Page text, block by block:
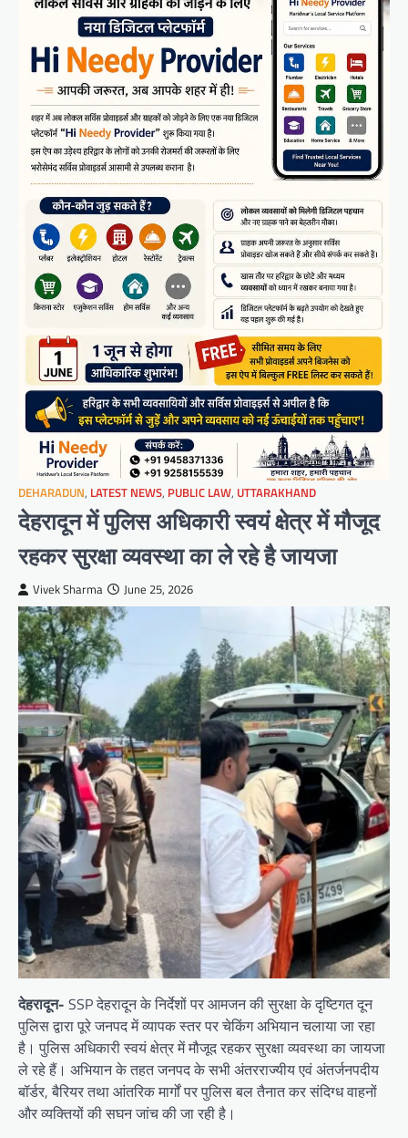
DEHARADUN, LATEST NEWS, PUBLIC LAW, UTTARAKHAND
देहरादून में पुलिस अधिकारी स्वयं क्षेत्र में मौजूद
रहकर सुरक्षा व्यवस्था का ले रहे है जायजा
Vivek Sharma June 25, 2026
देहरादून- SSP देहरादून के निर्देशों पर आमजन की सुरक्षा के दृष्टिगत दून
पुलिस द्वारा पूरे जनपद में व्यापक स्तर पर चेकिंग अभियान चलाया जा रहा
है। पुलिस अधिकारी स्वयं क्षेत्र में मौजूद रहकर सुरक्षा व्यवस्था का जायजा
ले रहे हैं। अभियान के तहत जनपद के सभी अंतरराज्यीय एवं अंतर्जनपदीय
बॉर्डर, बैरियर तथा आंतरिक मार्गों पर पुलिस बल तैनात कर संदिग्ध वाहनों
और व्यक्तियों की सघन जांच की जा रही है।